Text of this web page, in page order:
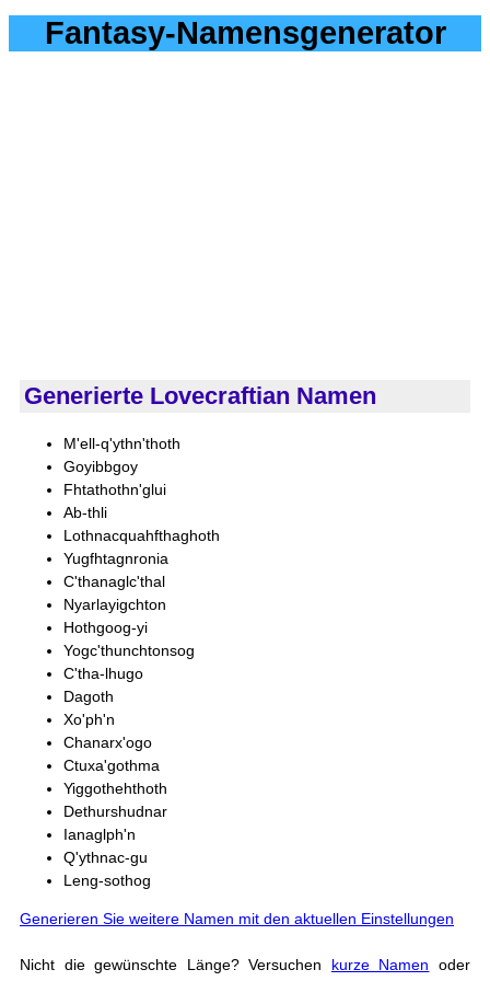
Fantasy-Namensgenerator
Generierte Lovecraftian Namen
M'ell-q'ythn'thoth
Goyibbgoy
Fhtathothn'glui
Ab-thli
Lothnacquahfthaghoth
Yugfhtagnronia
C'thanaglc'thal
Nyarlayigchton
Hothgoog-yi
Yogc'thunchtonsog
C'tha-lhugo
Dagoth
Xo'ph'n
Chanarx'ogo
Ctuxa'gothma
Yiggothehthoth
Dethurshudnar
Ianaglph'n
Q'ythnac-gu
Leng-sothog
Generieren Sie weitere Namen mit den aktuellen Einstellungen
Nicht die gewünschte Länge? Versuchen kurze Namen oder